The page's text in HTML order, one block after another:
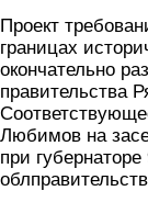
Проект
границах
окончательно
правительства
Любимов на
при